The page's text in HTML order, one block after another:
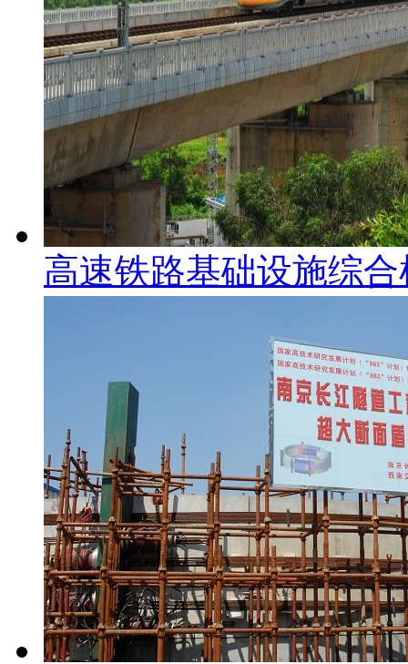
高速铁路基础设施综